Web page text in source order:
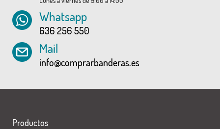
Whatsapp
636 256 550
Mail
info@comprarbanderas.es
Productos